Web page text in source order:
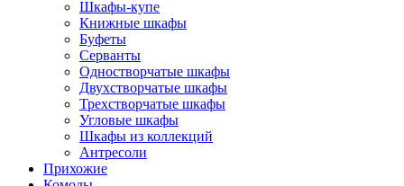
Шкафы-купе
Книжные шкафы
Буфеты
Серванты
Одностворчатые шкафы
Двухстворчатые шкафы
Трехстворчатые шкафы
Угловые шкафы
Шкафы из коллекций
Антресоли
Прихожие